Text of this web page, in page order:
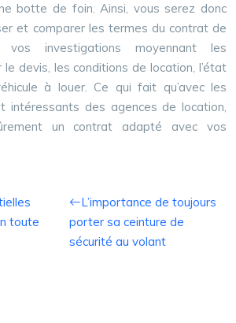
botte de foin. Ainsi, vous serez donc
et comparer les termes du contrat de
investigations moyennant les
devis, les conditions de location, l’état
à louer. Ce qui fait qu’avec les
intéressants des agences de location,
un contrat adapté avec vos
toute
L’importance de toujours
porter sa ceinture de
sécurité au volant